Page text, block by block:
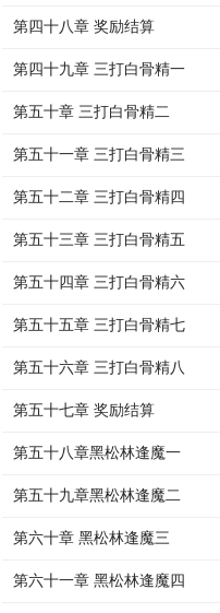
第四十八章 奖励结算
第四十九章 三打白骨精一
第五十章 三打白骨精二
第五十一章 三打白骨精三
第五十二章 三打白骨精四
第五十三章 三打白骨精五
第五十四章 三打白骨精六
第五十五章 三打白骨精七
第五十六章 三打白骨精八
第五十七章 奖励结算
第五十八章黑松林逢魔一
第五十九章黑松林逢魔二
第六十章 黑松林逢魔三
第六十一章 黑松林逢魔四